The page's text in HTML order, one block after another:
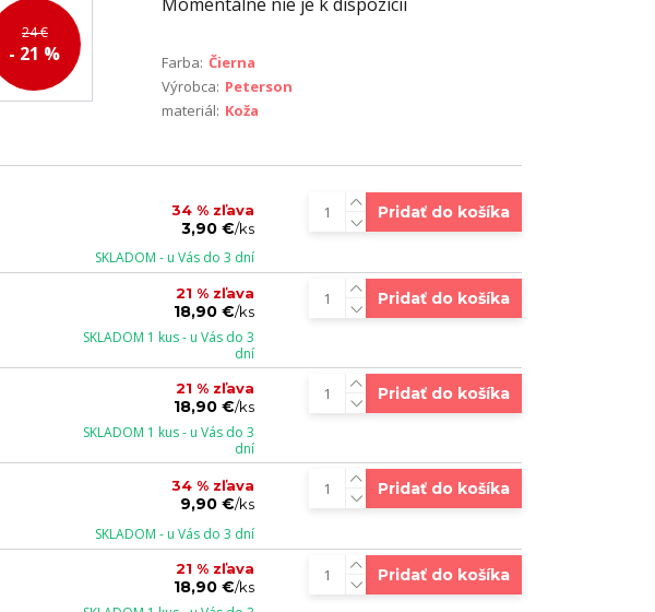
24 €
- 21 % Farba: Čierna
Výrobca: Peterson
materiál: Koža
34 % zľava
3,90 €/ks
SKLADOM - u Vás do 3 dní
Pridať do košíka
21 % zľava
18,90 €/ks
SKLADOM 1 kus - u Vás do 3
dní
Pridať do košíka
21 % zľava
18,90 €/ks
SKLADOM 1 kus - u Vás do 3
dní
Pridať do košíka
34 % zľava
9,90 €/ks
SKLADOM - u Vás do 3 dní
Pridať do košíka
21 % zľava
18,90 €/ks
Pridať do košíka